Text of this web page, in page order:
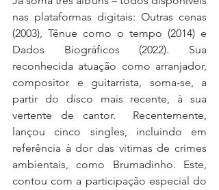
nas plataformas digitais: Outras cenas
(2003), Tênue como o tempo (2014) e
Dados Biográficos (2022). Sua
reconhecida atuação como arranjador,
compositor e guitarrista, soma-se, a
partir do disco mais recente, à sua
vertente de cantor.  Recentemente,
lançou cinco singles, incluindo em
referência à dor das vitimas de crimes
ambientais, como Brumadinho. Este,
contou com a participação especial do